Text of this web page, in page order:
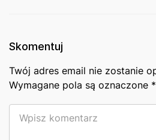
Skomentuj
Twój adres email nie zostanie
Wymagane pola są oznaczone *